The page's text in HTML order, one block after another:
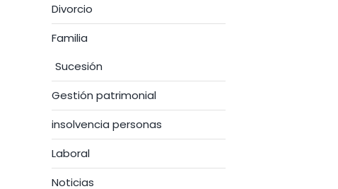
Divorcio
Familia
Sucesión
Gestión patrimonial
insolvencia personas
Laboral
Noticias